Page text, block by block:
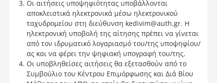
Οι αιτήσεις υποψηφιότητας υποβάλλονται
αποκλειστικά ηλεκτρονικά μέσω ηλεκτρονικού
ταχυδρομείου στη διεύθυνση kedivim@auth.gr. Η
ηλεκτρονική υποβολή της αίτησης πρέπει να γίνεται
από τον ιδρυματικό λογαριασμό του/της υποψηφίου/
ας και να φέρει την ψηφιακή υπογραφή του/της.
Οι υποβληθείσες αιτήσεις θα εξετασθούν από το
Συμβούλιο του Κέντρου Επιμόρφωσης και Διά Βίου